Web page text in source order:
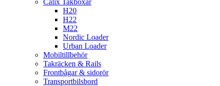
H20
H22
M22
Nordic Loader
Urban Loader
Mobiltillbehör
Takräcken & Rails
Frontbågar & sidorör
Transportbilsbord